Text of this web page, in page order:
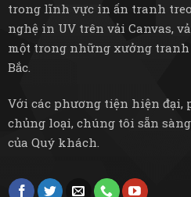
trong lĩnh vực in ấn tranh
nghệ in UV trên vải Canvas,
một trong những xưởng
Bắc.
Với các phương tiện hiện đại,
chủng loại, chúng tôi sẵn
của Quý khách.